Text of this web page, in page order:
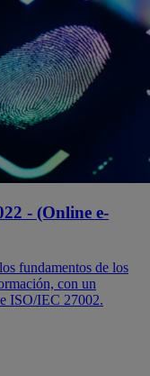
- (Online e-
fundamentos de los
con un
ISO/IEC 27002.